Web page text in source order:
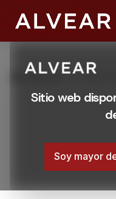
Sitio web
Soy mayor
Productos
ACEITE